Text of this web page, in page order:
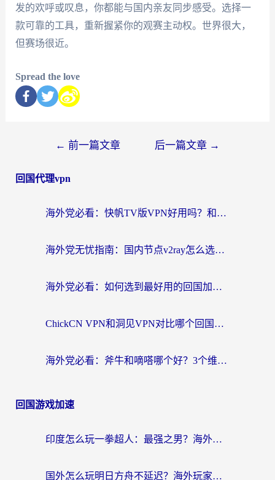
发的欢呼或叹息，你都能与国内亲友同步感受。选择一
款可靠的工具，重新握紧你的观赛主动权。世界很大，
但赛场很近。
Spread the love
← 前一篇文章 后一篇文章 →
回国代理vpn
海外党必看：快帆TV版VPN好用吗？和快游VPN对比哪个回国效果更好？附实用避坑指南
海外党无忧指南：国内节点v2ray怎么选？一键回国VPN+多场景实测帮你避坑
海外党必看：如何选到最好用的回国加速器？从节点到售后的全维度指南
ChickCN VPN和洞见VPN对比哪个回国效果更好？海外党亲测3款加速器+避坑指南
海外党必看：斧牛和嘀嗒哪个好？3个维度教你选对回国加速器
回国游戏加速
印度怎么玩一拳超人：最强之男？海外党国服游戏加速避坑指南
国外怎么玩明日方舟不延迟？海外玩家国服游戏加速终极指南（附DNF梦幻诛仙解决方案）